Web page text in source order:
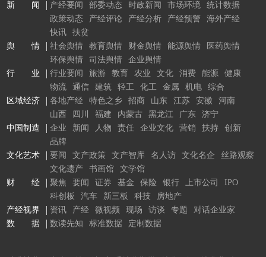
新 闻
产经要闻 部委动态 时政新闻 市场环境
统计数据
政策动态
产经评论 产经分析 产经预警
海外产经
快讯
扶贫
舆 情
社会舆情 教育舆情 财金舆情 能源舆情
医药舆情
环保舆情
司法舆情
企业舆情
行 业
行业要闻 旅游 教育 农业 文化 消费 能源
健康
物流
通信 建筑 轻工 化工 金属 机电
综合
区域经济
各地产经 特色之乡 招商 山东 江苏 安徽
河南
山西
四川 福建 内蒙古 黑龙江 广东
济宁
中国制造
企业 新闻 人物 责任 企业文化 营销 扶持
创新
品牌
文化艺术
要闻 文产政策 文产智库 名人访 文化名企
丝路观察
文化遗产
书画馆
文学馆
财 经
聚焦 要闻 证券 基金 保险 银行 上市公司
IPO
科创板
汽车 新三板 科技
房地产
产经视界
资讯 产经 微视频 现场 访谈 专题
对话企业家
数 据
数读先知 标准数据 定制数据